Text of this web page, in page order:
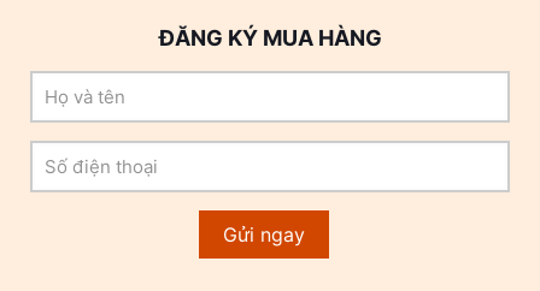
ĐĂNG KÝ MUA HÀNG